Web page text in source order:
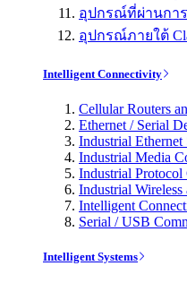
อุปกรณ์ที่ผ่านกา
อุปกรณ์ภายใต้
Intelligent Connectivity
Cellular Routers
Ethernet / Serial
Industrial Ethernet
Industrial Media
Industrial Protocol
Industrial Wireless
Intelligent
Serial / USB
Intelligent Systems